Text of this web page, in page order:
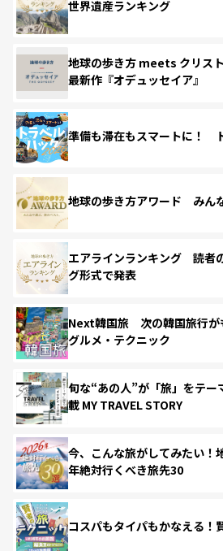
世界遺産ランキング
地球の歩き方 meets クリス
最新作『オデュッセイア』
準備も滞在もスマートに！
地球の歩き方アワード みん
エアラインランキング 読者
グ形式で発表
Next韓国旅 次の韓国旅行が
グルメ・テクニック
旬な“あの人”が「旅」をテー
載 MY TRAVEL STORY
今、こんな旅がしてみたい！
年絶対行くべき旅先30
コスパもタイパもかなえる！